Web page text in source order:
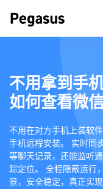
不用拿到手
如何查看微
不用在对方手机上装软
手机远程安装。 实时同
等聊天记录，还能监听
踪定位。 全程隐蔽运行
景，安全稳定，真正实